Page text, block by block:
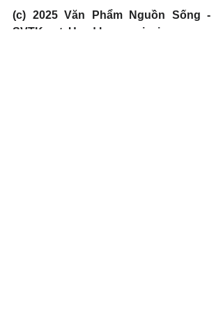
(c) 2025 Văn Phẩm Nguồn Sống -
SVTK.net. Used by permission.